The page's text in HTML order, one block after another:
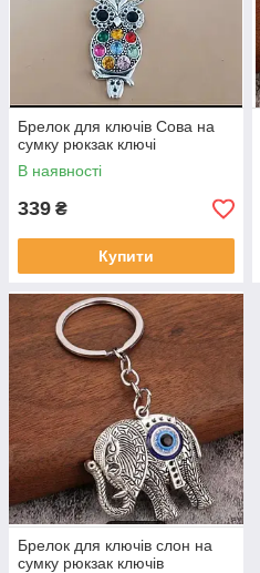
Брелок для ключів Сова на
сумку рюкзак ключі
В наявності
339 ₴
Купити
Брелок для ключів слон на
сумку рюкзак ключів